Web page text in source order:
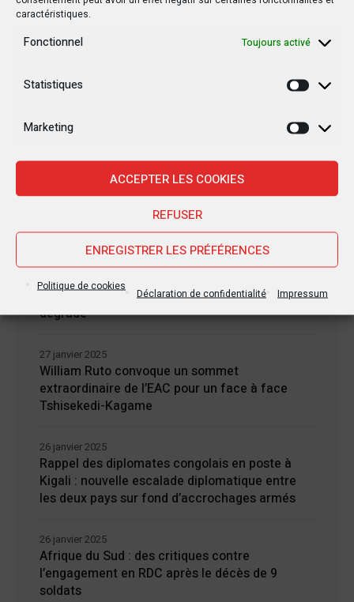
caractéristiques.
Fonctionnel Toujours activé
Statistiques
Marketing
ACCEPTER LES COOKIES
REFUSER
ENREGISTRER LES PRÉFÉRENCES
Politique de cookies
Déclaration de confidentialité Impressum
Nouvelles Récentes
française en RDC : une visite sous haute
tension
Goma sous le feu : la situation humanitaire se
dégrade
28 janvier 2025
William Ruto convoque un sommet
extraordinaire de l’EAC pour un face à face
Tshisekedi-Kagame
27 janvier 2025
Rappel des diplomates congolais en poste à
Kigali : nouvelle escalade diplomatique entre
les deux pays sur fond d’accrochages armés
26 janvier 2025
Afrique du Sud : des critiques contre
l’engagement en RDC après le décès de 9
soldats
26 janvier 2025